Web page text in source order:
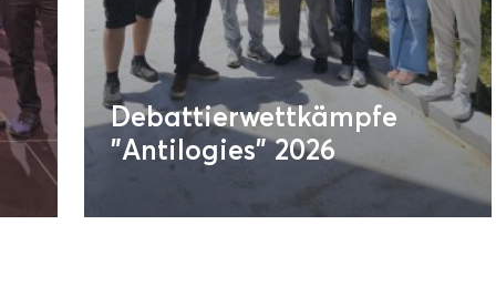
Debattierwettkämpfe
"Antilogies" 2026